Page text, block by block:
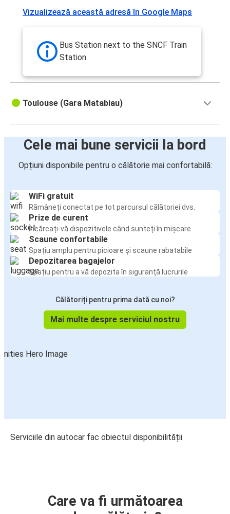
Vizualizează această adresă în Google Maps
Bus Station next to the SNCF Train
Station
Toulouse (Gara Matabiau)
Cele mai bune servicii la bord
Opțiuni disponibile pentru o călătorie mai confortabilă:
WiFi gratuit
Rămâneți conectat pe tot parcursul călătoriei dvs.
Prize de curent
Încărcați-vă dispozitivele când sunteți în mișcare
Scaune confortabile
Spațiu amplu pentru picioare și scaune rabatabile
Depozitarea bagajelor
Spațiu pentru a vă depozita în siguranță lucrurile
Călătoriți pentru prima dată cu noi?
Mai multe despre serviciul nostru
Serviciile din autocar fac obiectul disponibilității
Care va fi următoarea